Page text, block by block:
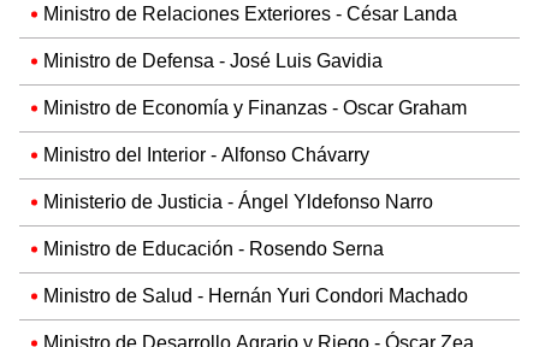
Ministro de Relaciones Exteriores - César Landa
Ministro de Defensa - José Luis Gavidia
Ministro de Economía y Finanzas - Oscar Graham
Ministro del Interior - Alfonso Chávarry
Ministerio de Justicia - Ángel Yldefonso Narro
Ministro de Educación - Rosendo Serna
Ministro de Salud - Hernán Yuri Condori Machado